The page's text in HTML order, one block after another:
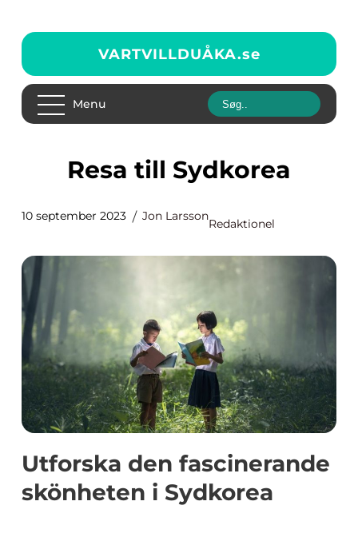
VARTVILLDUÅKA.se
Menu
Resa till Sydkorea
10 september 2023 Jon Larsson
Redaktionel
Utforska den fascinerande
skönheten i Sydkorea